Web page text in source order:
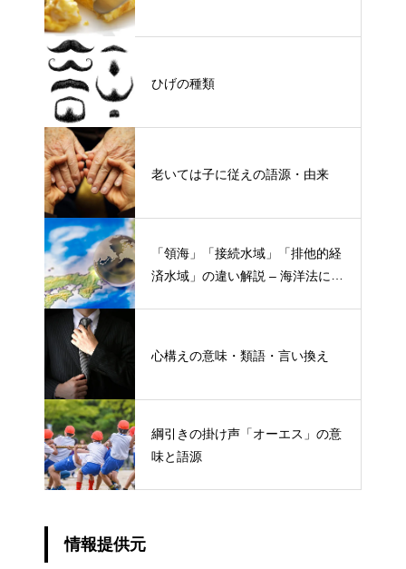
ひげの種類
老いては子に従えの語源・由来
「領海」「接続水域」「排他的経
済水域」の違い解説 – 海洋法にお
心構えの意味・類語・言い換え
綱引きの掛け声「オーエス」の意
味と語源
情報提供元